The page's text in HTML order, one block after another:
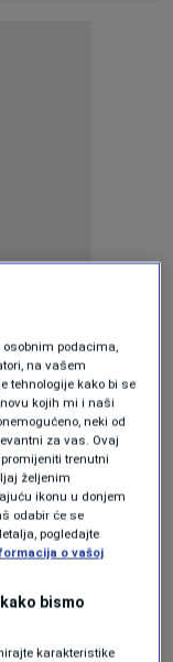
testu
1:1.
susret i
Granit
Danu
Foresta
od 1:0.
podacima,
na vašem
tehnologije kako bi se
kojih mi i naši
neki od
za vas. Ovaj
trenutni
željenim
ikonu u donjem
odabir će se
pogledajte
o vašoj
bismo
karakteristike